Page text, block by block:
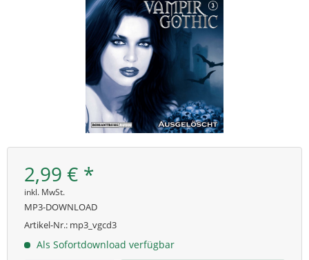
2,99 € *
inkl. MwSt.
MP3-DOWNLOAD
Artikel-Nr.: mp3_vgcd3
Als Sofortdownload verfügbar